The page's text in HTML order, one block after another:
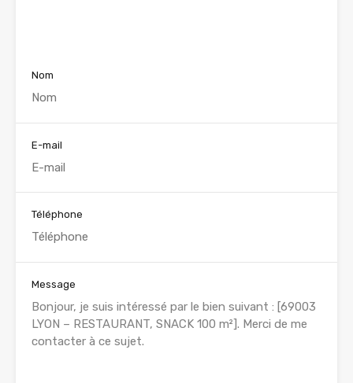
Nom
E-mail
Téléphone
Message